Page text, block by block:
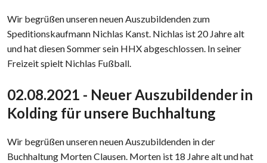
Wir begrüßen unseren neuen Auszubildenden zum
Speditionskaufmann Nichlas Kanst. Nichlas ist 20 Jahre alt
und hat diesen Sommer sein HHX abgeschlossen. In seiner
Freizeit spielt Nichlas Fußball.
​02.08.2021 - Neuer Auszubildender in
Kolding für unsere Buchhaltung
​​Wir begrüßen unseren neuen Auszubildenden in der
Buchhaltung Morten Clausen. Morten ist 18 Jahre alt und hat